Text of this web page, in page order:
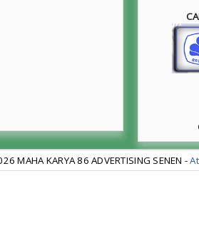
MAHA KARYA 86 ADVERTISING SENEN -